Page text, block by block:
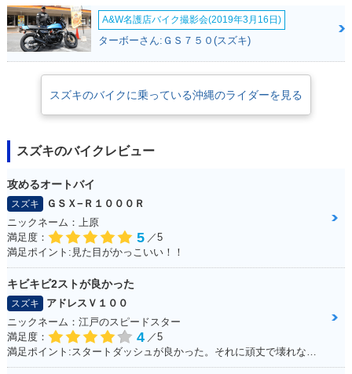
A&W名護店バイク撮影会(2019年3月16日)
ターボーさん:ＧＳ７５０(スズキ)
スズキのバイクに乗っている沖縄のライダーを見る
スズキのバイクレビュー
攻めるオートバイ
スズキ
ＧＳＸ−Ｒ１０００Ｒ
ニックネーム：上原
満足度：
5 ／5
満足ポイント:見た目がかっこいい！！
キビキビ2ストが良かった
スズキ
アドレスＶ１００
ニックネーム：江戸のスピードスター
満足度：
4 ／5
満足ポイント:スタートダッシュが良かった。それに頑丈で壊れない。燃費はそこそこ。あと、足元もフラットで、リアにはボックスを付ければ、相当量を運べます。シート下は、フルフェイスがしっかりと格納できました。あとはフロントの内側収納もたっぷりサイズで、500のペットボトルも入ります。企画でやった、V100 ツーリングは今でも思い出になってます。そんな便利な一台です。